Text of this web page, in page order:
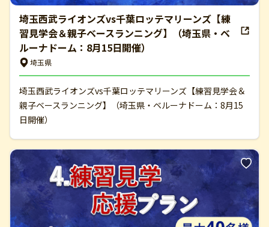
埼玉西武ライオンズvs千葉ロッテマリーンズ【練
習見学会＆親子ベースランニング】（埼玉県・ベ
ルーナドーム：8月15日開催）
埼玉県
埼玉西武ライオンズvs千葉ロッテマリーンズ【練習見学会＆
親子ベースランニング】（埼玉県・ベルーナドーム：8月15
日開催）